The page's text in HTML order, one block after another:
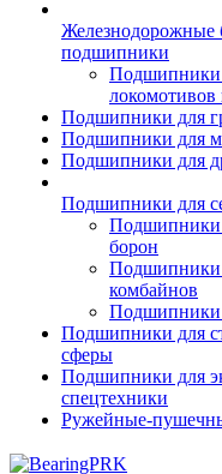
Железнодорожные
подшипники
Подшипники
Подшипники для
Подшипники для
Подшипники для
Подшипники для
Подшипники
борон
Подшипники
комбайнов
Подшипники
Подшипники для
сферы
Подшипники для
спецтехники
Ружейные-